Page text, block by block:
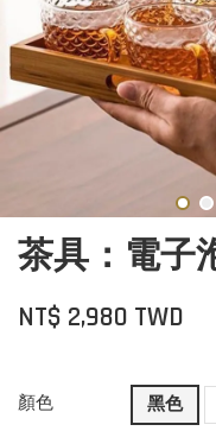
茶具：電子
NT$ 2,980 TWD
顏色 黑色